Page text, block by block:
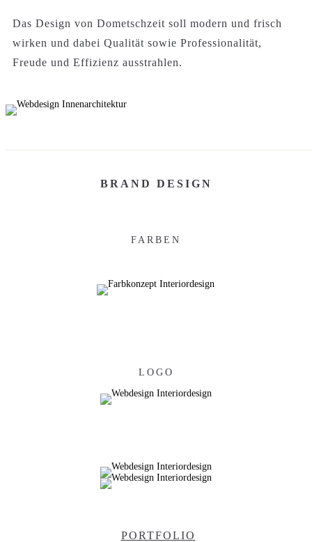
Das Design von Dometschzeit soll modern und frisch
wirken und dabei Qualität sowie Professionalität,
Freude und Effizienz ausstrahlen.
BRAND DESIGN
FARBEN
LOGO
PORTFOLIO